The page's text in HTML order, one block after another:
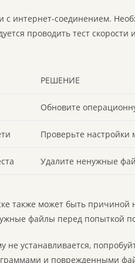
с интернет-соединением.
проводить тест
РЕШЕНИЕ
Обновите
Проверьте настройки
Удалите ненужные
также может быть причиной
файлы перед попыткой
устанавливается,
и поврежденными